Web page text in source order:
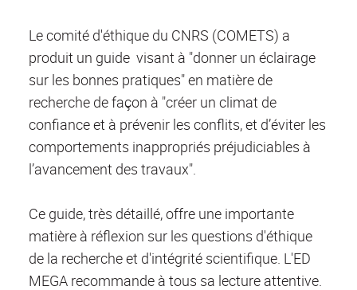
Le comité d'éthique du CNRS (COMETS) a
produit un guide visant à "donner un éclairage
sur les bonnes pratiques" en matière de
recherche de façon à "créer un climat de
confiance et à prévenir les conflits, et d’éviter les
comportements inappropriés préjudiciables à
l’avancement des travaux".
Ce guide, très détaillé, offre une importante
matière à réflexion sur les questions d'éthique
de la recherche et d'intégrité scientifique. L'ED
MEGA recommande à tous sa lecture attentive.